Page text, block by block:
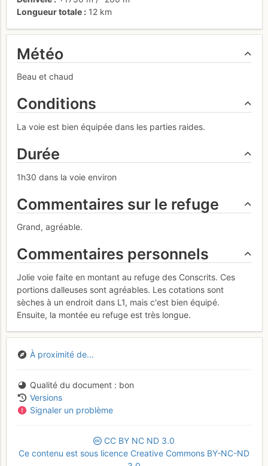
Longueur totale
12 km
Météo
Beau et chaud
Conditions
La voie est bien équipée dans les parties raides.
Durée
1h30 dans la voie environ
Commentaires sur le refuge
Grand, agréable.
Commentaires personnels
Jolie voie faite en montant au refuge des Conscrits. Ces
portions dalleuses sont agréables. Les cotations sont
sèches à un endroit dans L1, mais c'est bien équipé.
Ensuite, la montée eu refuge est très longue.
À proximité de...
Qualité du document
bon
Versions
Signaler un problème
CC BY NC ND 3.0
Ce contenu est sous licence Creative Commons BY-NC-ND